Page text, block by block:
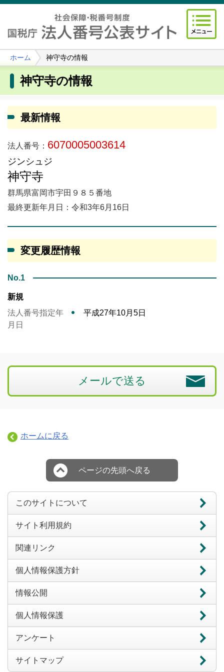
ホーム 神守寺の情報
神守寺の情報
最新情報
法人番号： 6070005003614
ジンシュジ
神守寺
群馬県富岡市宇田９８５番地
最終更新年月日：令和3年6月16日
変更履歴情報
No.1
新規
法人番号指定年
月日
平成27年10月5日
メールで送る
ホームに戻る
ページの先頭へ戻る
このサイトについて
サイト利用規約
関連リンク
個人情報保護方針
情報公開
個人情報保護
アンケート
サイトマップ